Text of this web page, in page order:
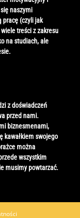
naszymi
pracę (czyli jak
treści z zakresu
na studiach, ale
z doświadczeń
przed nami.
biznesmenami,
kawałkiem swojego
można
wszystkim
musimy powtarzać.